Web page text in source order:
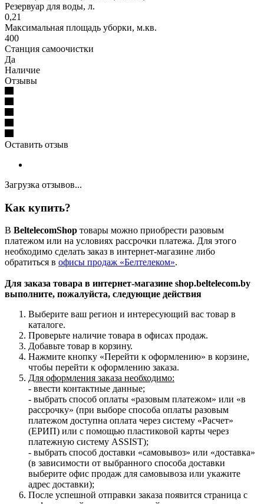
Резервуар для воды, л.
0,21
Максимальная площадь уборки, м.кв.
400
Станция самоочистки
Да
Наличие
Отзывы
Оставить отзыв
Загрузка отзывов...
Как купить?
В BeltelecomShop товары можно приобрести разовым
платежом или на условиях рассрочки платежа. Для этого
необходимо сделать заказ в интернет-магазине либо
обратиться в офисы продаж «Белтелеком».
Для заказа товара в интернет-магазине shop.beltelecom.by
выполните, пожалуйста, следующие действия
Выберите ваш регион и интересующий вас товар в
каталоге.
Проверьте наличие товара в офисах продаж.
Добавьте товар в корзину.
Нажмите кнопку «Перейти к оформлению» в корзине,
чтобы перейти к оформлению заказа.
Для оформления заказа необходимо:
- ввести контактные данные;
- выбрать способ оплаты «разовым платежом» или «в
рассрочку» (при выборе способа оплаты разовым
платежом доступна оплата через систему «Расчет»
(ЕРИП) или с помощью пластиковой карты через
платежную систему ASSIST);
- выбрать способ доставки «самовывоз» или «доставка»
(в зависимости от выбранного способа доставки
выберите офис продаж для самовывоза или укажите
адрес доставки);
После успешной отправки заказа появится страница с